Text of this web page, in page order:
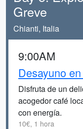
Greve
Chianti, Italia
9:00AM
Desayuno
Disfruta de un
acogedor café
con energía.
10€, 1 hora